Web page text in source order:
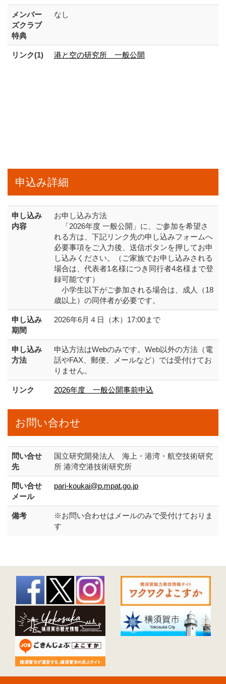
メンバー
ズクラブ
特典
なし
リンク(1) 港と空の研究所 一般公開
申込み詳細
申し込み
内容
お申し込み方法
「2026年度 一般公開」に、ご参加を希望さ
れる方は、下記リンク先の申し込みフォームへ
必要事項をご入力後、送信ボタンを押してお申
し込みください。（ご家族でお申し込みされる
場合は、代表者1名様につき同行者4名様まで登
録可能です）
小学生以下がご参加される場合は、成人（18
歳以上）の同伴者が必要です。
申し込み
期間
2026年6月４日（木）17:00まで
申し込み
方法
申込方法はWebのみです。Web以外の方法（電
話やFAX、郵便、メールなど）では受付けてお
りません。
リンク 2026年度 一般公開事前申込
お問い合わせ
問い合せ
先
国立研究開発法人 海上・港湾・航空技術研究
所 港湾空港技術研究所
問い合せ
メール
pari-koukai@p.mpat.go.jp
備考
※お問い合わせはメールのみで受付けておりま
す